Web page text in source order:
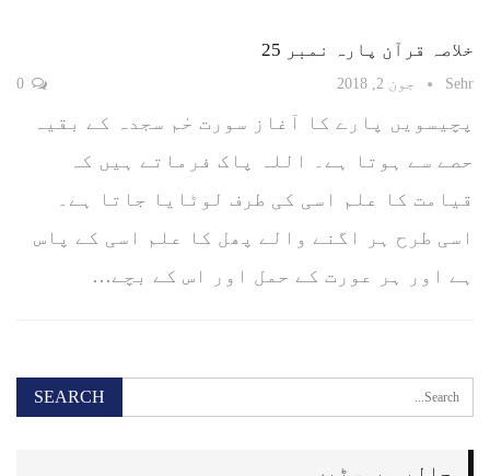
خلاصہ قرآن پارہ نمبر 25
Sehr جون 2, 2018
پچیسویں پارے کا آغاز سورت حٰم سجدہ کے بقیہ
حصے سے ہوتا ہے۔ اللہ پاک فرماتے ہیں کہ
قیامت کا علم اسی کی طرف لوٹایا جاتا ہے۔
اسی طرح ہر اگنے والے پھل کا علم اسی کے پاس
ہے اور ہر عورت کے حمل اور اس کے بچے…